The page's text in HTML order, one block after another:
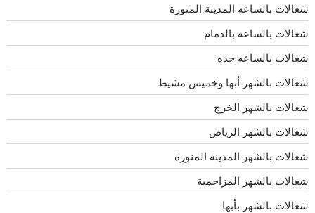
شغالات بالساعه المدينة المنورة
شغالات بالساعه بالدمام
شغالات بالساعه جده
شغالات بالشهر أبها وخميس مشيط
شغالات بالشهر الخرج
شغالات بالشهر الرياض
شغالات بالشهر المدينة المنورة
شغالات بالشهر المزاحمية
شغالات بالشهر بأبها